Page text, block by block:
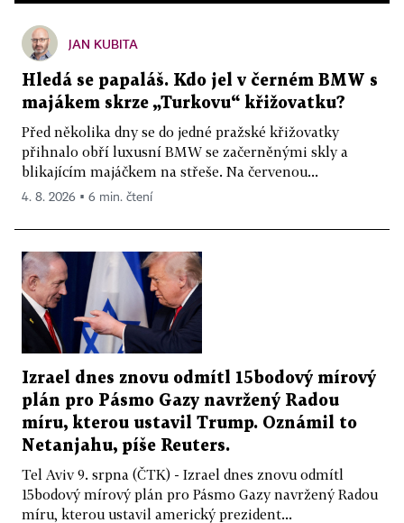
JAN KUBITA
Hledá se papaláš. Kdo jel v černém BMW s
majákem skrze „Turkovu“ křižovatku?
Před několika dny se do jedné pražské křižovatky
přihnalo obří luxusní BMW se začerněnými skly a
blikajícím majáčkem na střeše. Na červenou...
4. 8. 2026 ▪ 6 min. čtení
Izrael dnes znovu odmítl 15bodový mírový
plán pro Pásmo Gazy navržený Radou
míru, kterou ustavil Trump. Oznámil to
Netanjahu, píše Reuters.
Tel Aviv 9. srpna (ČTK) - Izrael dnes znovu odmítl
15bodový mírový plán pro Pásmo Gazy navržený Radou
míru, kterou ustavil americký prezident...